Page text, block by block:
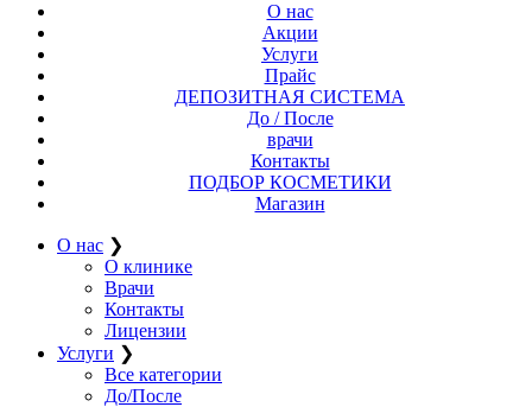
О нас
Акции
Услуги
Прайс
ДЕПОЗИТНАЯ СИСТЕМА
До / После
врачи
Контакты
ПОДБОР КОСМЕТИКИ
Магазин
О нас ❯
О клинике
Врачи
Контакты
Лицензии
Услуги ❯
Все категории
До/После